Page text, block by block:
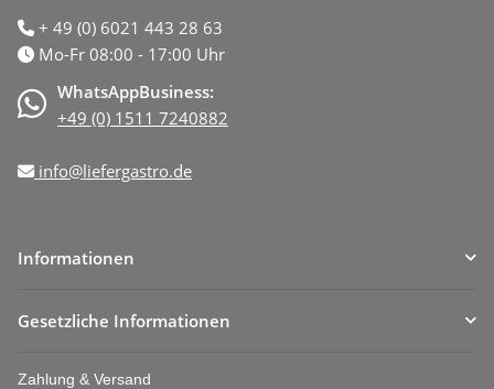
+ 49 (0) 6021 443 28 63
Mo-Fr 08:00 - 17:00 Uhr
WhatsAppBusiness:
+49 (0) 1511 7240882
info@liefergastro.de
Informationen
Gesetzliche Informationen
Zahlung & Versand